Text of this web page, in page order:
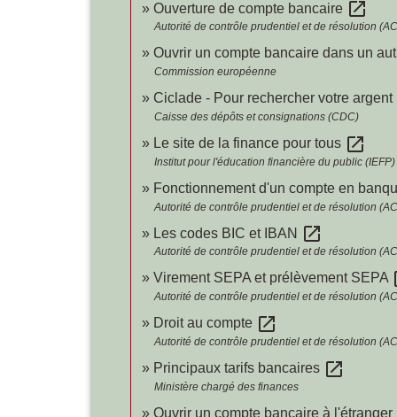
Ouverture de compte bancaire open_in_new
Autorité de contrôle prudentiel et de résolution
Ouvrir un compte bancaire dans un
Commission européenne
Ciclade - Pour rechercher votre argent
Caisse des dépôts et consignations (CDC)
Le site de la finance pour tous open_in_new
Institut pour l'éducation financière du public (IEFP)
Fonctionnement d'un compte en
Autorité de contrôle prudentiel et de résolution
Les codes BIC et IBAN open_in_new
Autorité de contrôle prudentiel et de résolution
Virement SEPA et prélèvement SEPA
Autorité de contrôle prudentiel et de résolution
Droit au compte open_in_new
Autorité de contrôle prudentiel et de résolution
Principaux tarifs bancaires open_in_new
Ministère chargé des finances
Ouvrir un compte bancaire à l'étranger